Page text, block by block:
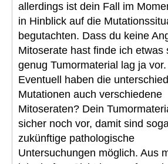
allerdings ist dein Fall im
in Hinblick auf die
begutachten. Dass du keine
Mitoserate hast finde ich etwas
genug Tumormaterial lag ja vor.
Eventuell haben die
Mutationen auch verschiedene
Mitoseraten? Dein
sicher noch vor, damit sind
zukünftige pathologische
Untersuchungen möglich. Aus